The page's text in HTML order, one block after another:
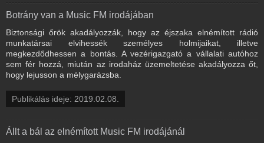
Botrány van a Music FM irodájában
Biztonsági őrök akadályozzák, hogy az éjszaka elnémított rádió
munkatársai elvihessék személyes holmijaikat, illetve
megkezdődhessen a bontás. A vezérigazgató a vállalati autóhoz
sem fér hozzá, miután az irodaház üzemeltetése akadályozza őt,
hogy lejusson a mélygarázsba.
Publikálás ideje: 2019.02.08.
Állt a bál az elnémított Music FM irodájánál